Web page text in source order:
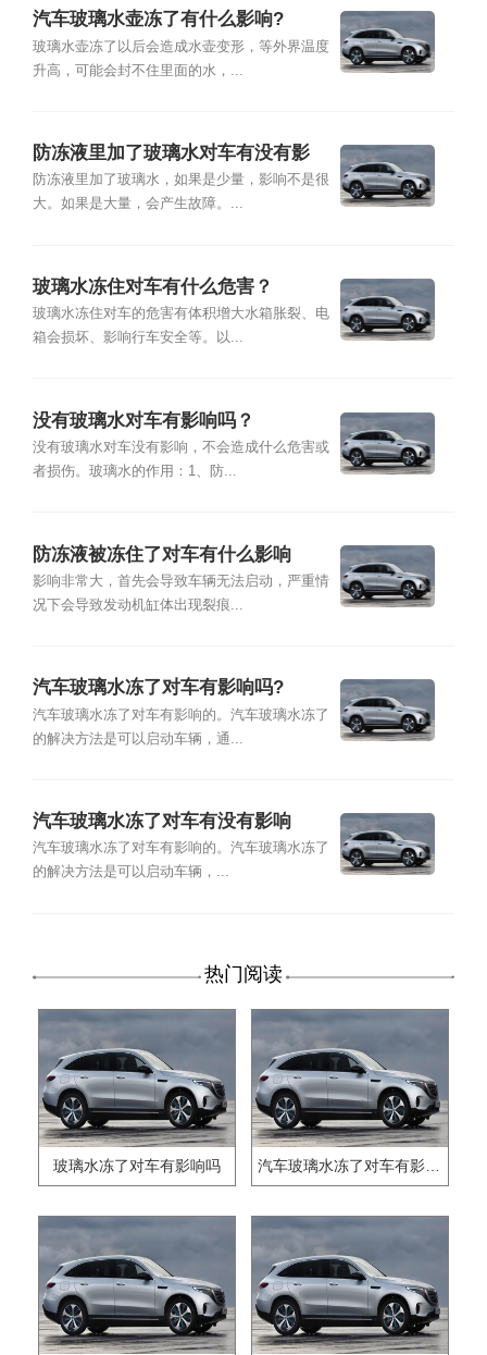
汽车玻璃水壶冻了有什么影响?
玻璃水壶冻了以后会造成水壶变形，等外界温度
升高，可能会封不住里面的水，...
防冻液里加了玻璃水对车有没有影
响？
防冻液里加了玻璃水，如果是少量，影响不是很
大。如果是大量，会产生故障。...
玻璃水冻住对车有什么危害？
玻璃水冻住对车的危害有体积增大水箱胀裂、电
箱会损坏、影响行车安全等。以...
没有玻璃水对车有影响吗？
没有玻璃水对车没有影响，不会造成什么危害或
者损伤。玻璃水的作用：1、防...
防冻液被冻住了对车有什么影响
影响非常大，首先会导致车辆无法启动，严重情
况下会导致发动机缸体出现裂痕...
汽车玻璃水冻了对车有影响吗?
汽车玻璃水冻了对车有影响的。汽车玻璃水冻了
的解决方法是可以启动车辆，通...
汽车玻璃水冻了对车有没有影响
汽车玻璃水冻了对车有影响的。汽车玻璃水冻了
的解决方法是可以启动车辆，...
热门阅读
玻璃水冻了对车有影响吗 汽车玻璃水冻了对车有影响吗